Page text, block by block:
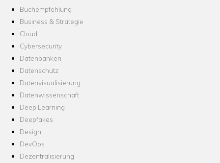
Buchempfehlung
Business & Strategie
Cloud
Cybersecurity
Datenbanken
Datenschutz
Datenvisualisierung
Datenwissenschaft
Deep Learning
Deepfakes
Design
DevOps
Dezentralisierung